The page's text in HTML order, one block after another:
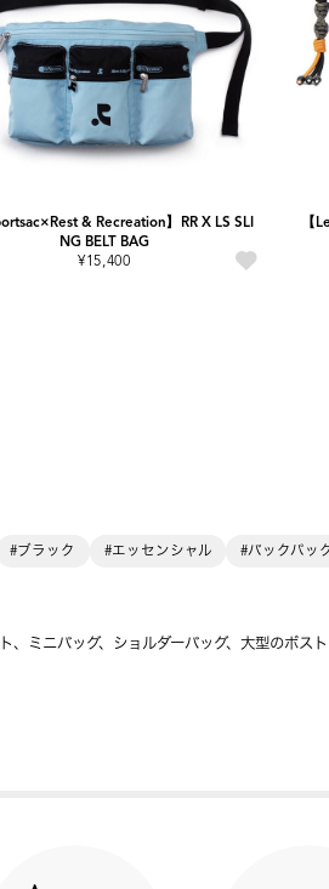
& Recreation】RR X LS SLI
NG BELT BAG
¥15,400
【
#ブラック #エッセンシャル #バックパッ
ミニバッグ、ショルダーバッグ、大型のボス